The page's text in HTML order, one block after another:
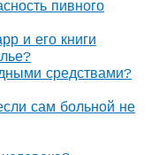
пивного
и его книги
средствами?
сам больной не